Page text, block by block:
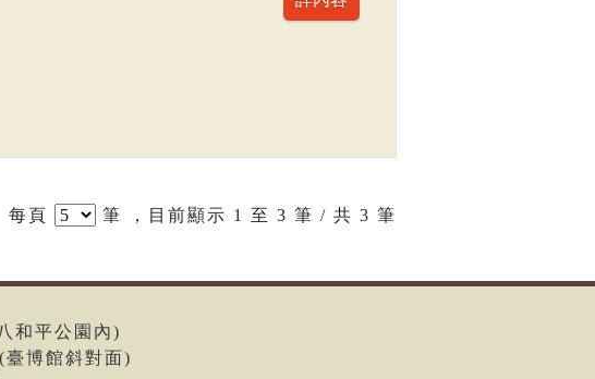
每頁 筆 ，目前顯示 1 至 3 筆 / 共 3 筆
和平公園內)
博館斜對面)